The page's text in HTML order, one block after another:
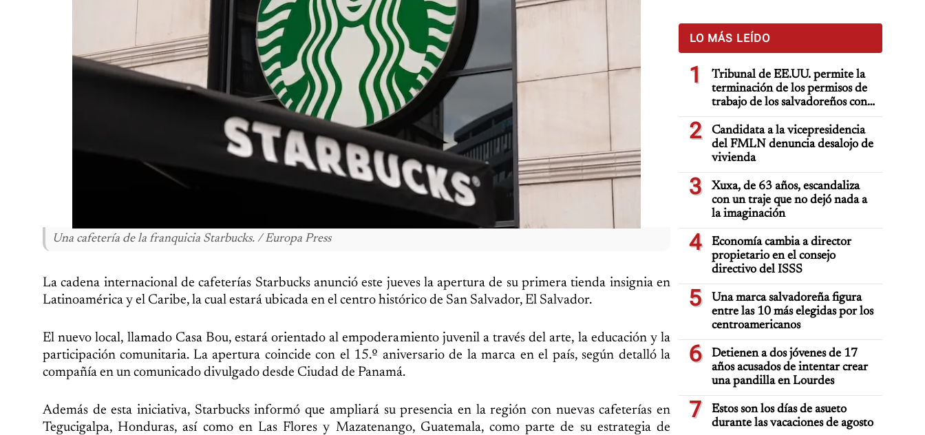
Una cafetería de la franquicia Starbucks. / Europa Press
La cadena internacional de cafeterías Starbucks anunció este jueves la apertura de su primera tienda insignia en
Latinoamérica y el Caribe, la cual estará ubicada en el centro histórico de San Salvador, El Salvador.
El nuevo local, llamado Casa Bou, estará orientado al empoderamiento juvenil a través del arte, la educación y la
participación comunitaria. La apertura coincide con el 15.º aniversario de la marca en el país, según detalló la
compañía en un comunicado divulgado desde Ciudad de Panamá.
Además de esta iniciativa, Starbucks informó que ampliará su presencia en la región con nuevas cafeterías en
Tegucigalpa, Honduras, así como en Las Flores y Mazatenango, Guatemala, como parte de su estrategia de
LO MÁS LEÍDO
1
Tribunal de EE.UU. permite la
terminación de los permisos de
trabajo de los salvadoreños con
TPS
2
Candidata a la vicepresidencia
del FMLN denuncia desalojo de
vivienda
3
Xuxa, de 63 años, escandaliza
con un traje que no dejó nada a
la imaginación
4
Economía cambia a director
propietario en el consejo
directivo del ISSS
5
Una marca salvadoreña figura
entre las 10 más elegidas por los
centroamericanos
6
Detienen a dos jóvenes de 17
años acusados de intentar crear
una pandilla en Lourdes
7
Estos son los días de asueto
durante las vacaciones de agosto